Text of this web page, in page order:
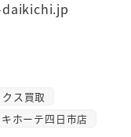
ス買取
ホーテ四日市店